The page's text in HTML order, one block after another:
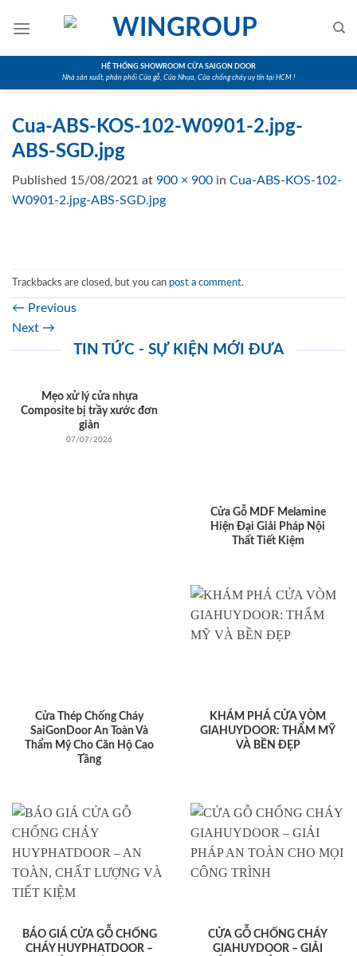
HỆ THỐNG SHOWROOM CỬA SAIGON DOOR
Nhà sản xuất, phân phối Cửa gỗ, Cửa Nhựa, Cửa chống cháy uy tín tại HCM !
Cua-ABS-KOS-102-W0901-2.jpg-
ABS-SGD.jpg
Published 15/08/2021 at 900 × 900 in Cua-ABS-KOS-102-
W0901-2.jpg-ABS-SGD.jpg
Trackbacks are closed, but you can post a comment.
← Previous
Next →
TIN TỨC - SỰ KIỆN MỚI ĐƯA
Mẹo xử lý cửa nhựa
Composite bị trầy xước đơn
giản
07/07/2026
Cửa Gỗ MDF Melamine
Hiện Đại Giải Pháp Nội
Thất Tiết Kiệm
Cửa Thép Chống Cháy
SaiGonDoor An Toàn Và
Thẩm Mỹ Cho Căn Hộ Cao
Tầng
KHÁM PHÁ CỬA VÒM
GIAHUYDOOR: THẨM MỸ
VÀ BỀN ĐẸP
BÁO GIÁ CỬA GỖ CHỐNG
CHÁY HUYPHATDOOR –
CỬA GỖ CHỐNG CHÁY
GIAHUYDOOR – GIẢI